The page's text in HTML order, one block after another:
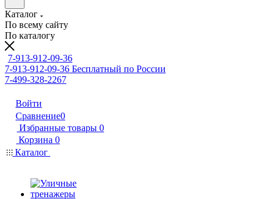
Каталог
По всему сайту
По каталогу
7-913-912-09-36
7-913-912-09-36 Бесплатный по России
7-499-328-2267
Войти
Сравнение0
Избранные товары 0
Корзина 0
Каталог